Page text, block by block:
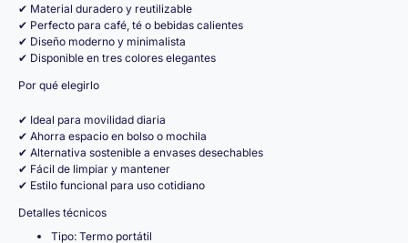
✔ Material duradero y reutilizable
✔ Perfecto para café, té o bebidas calientes
✔ Diseño moderno y minimalista
✔ Disponible en tres colores elegantes
Por qué elegirlo
✔ Ideal para movilidad diaria
✔ Ahorra espacio en bolso o mochila
✔ Alternativa sostenible a envases desechables
✔ Fácil de limpiar y mantener
✔ Estilo funcional para uso cotidiano
Detalles técnicos
Tipo: Termo portátil